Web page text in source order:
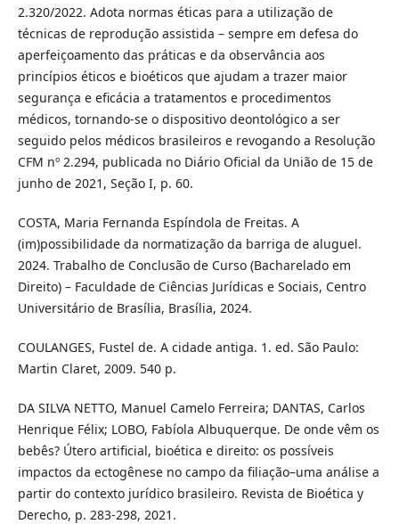
2.320/2022. Adota normas éticas para a utilização de
técnicas de reprodução assistida – sempre em defesa do
aperfeiçoamento das práticas e da observância aos
princípios éticos e bioéticos que ajudam a trazer maior
segurança e eficácia a tratamentos e procedimentos
médicos, tornando-se o dispositivo deontológico a ser
seguido pelos médicos brasileiros e revogando a Resolução
CFM nº 2.294, publicada no Diário Oficial da União de 15 de
junho de 2021, Seção I, p. 60.
COSTA, Maria Fernanda Espíndola de Freitas. A
(im)possibilidade da normatização da barriga de aluguel.
2024. Trabalho de Conclusão de Curso (Bacharelado em
Direito) – Faculdade de Ciências Jurídicas e Sociais, Centro
Universitário de Brasília, Brasília, 2024.
COULANGES, Fustel de. A cidade antiga. 1. ed. São Paulo:
Martin Claret, 2009. 540 p.
DA SILVA NETTO, Manuel Camelo Ferreira; DANTAS, Carlos
Henrique Félix; LOBO, Fabíola Albuquerque. De onde vêm os
bebês? Útero artificial, bioética e direito: os possíveis
impactos da ectogênese no campo da filiação–uma análise a
partir do contexto jurídico brasileiro. Revista de Bioética y
Derecho, p. 283-298, 2021.